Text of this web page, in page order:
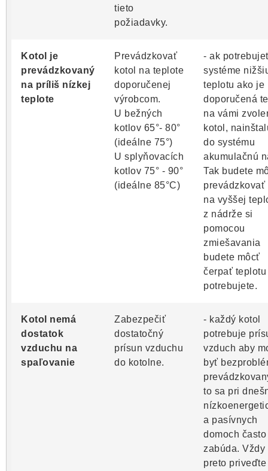
tieto
požiadavky.
Kotol je
prevádzkovaný
na príliš nízkej
teplote
Prevádzkovať
kotol na teplote
doporučenej
výrobcom.
U bežných
kotlov 65°- 80°
(ideálne 75°)
U splyňovacích
kotlov 75° - 90°
(ideálne 85°C)
- ak
systéme
teplotu ako je
doporučená
na vámi
kotol,
do systému
akumulačnú
Tak budete
prevádzkovať
na vyššej
z nádrže si
pomocou
zmiešavania
budete môcť
čerpať teplotu
potrebujete.
Kotol nemá
dostatok
vzduchu na
spaľovanie
Zabezpečiť
dostatočný
prísun vzduchu
do kotolne.
- každý kotol
potrebuje
vzduch aby
byť
to sa pri
a pasívnych
domoch často
zabúda. Vždy
preto priveďte